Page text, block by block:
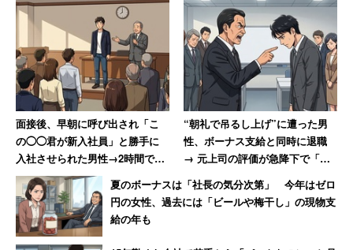
面接後、早朝に呼び出され「こ
の◯◯君が新入社員」と勝手に
入社させられた男性→2時間でス
ピード退職果たす
“朝礼で吊るし上げ”に遭った男
性、ボーナス支給と同時に退職
→ 元上司の評価が急降下で「ザ
マアミロと思いました」
夏のボーナスは「社長の気分次第」 今年はゼロ
円の女性、過去には「ビールや梅干し」の現物支
給の年も